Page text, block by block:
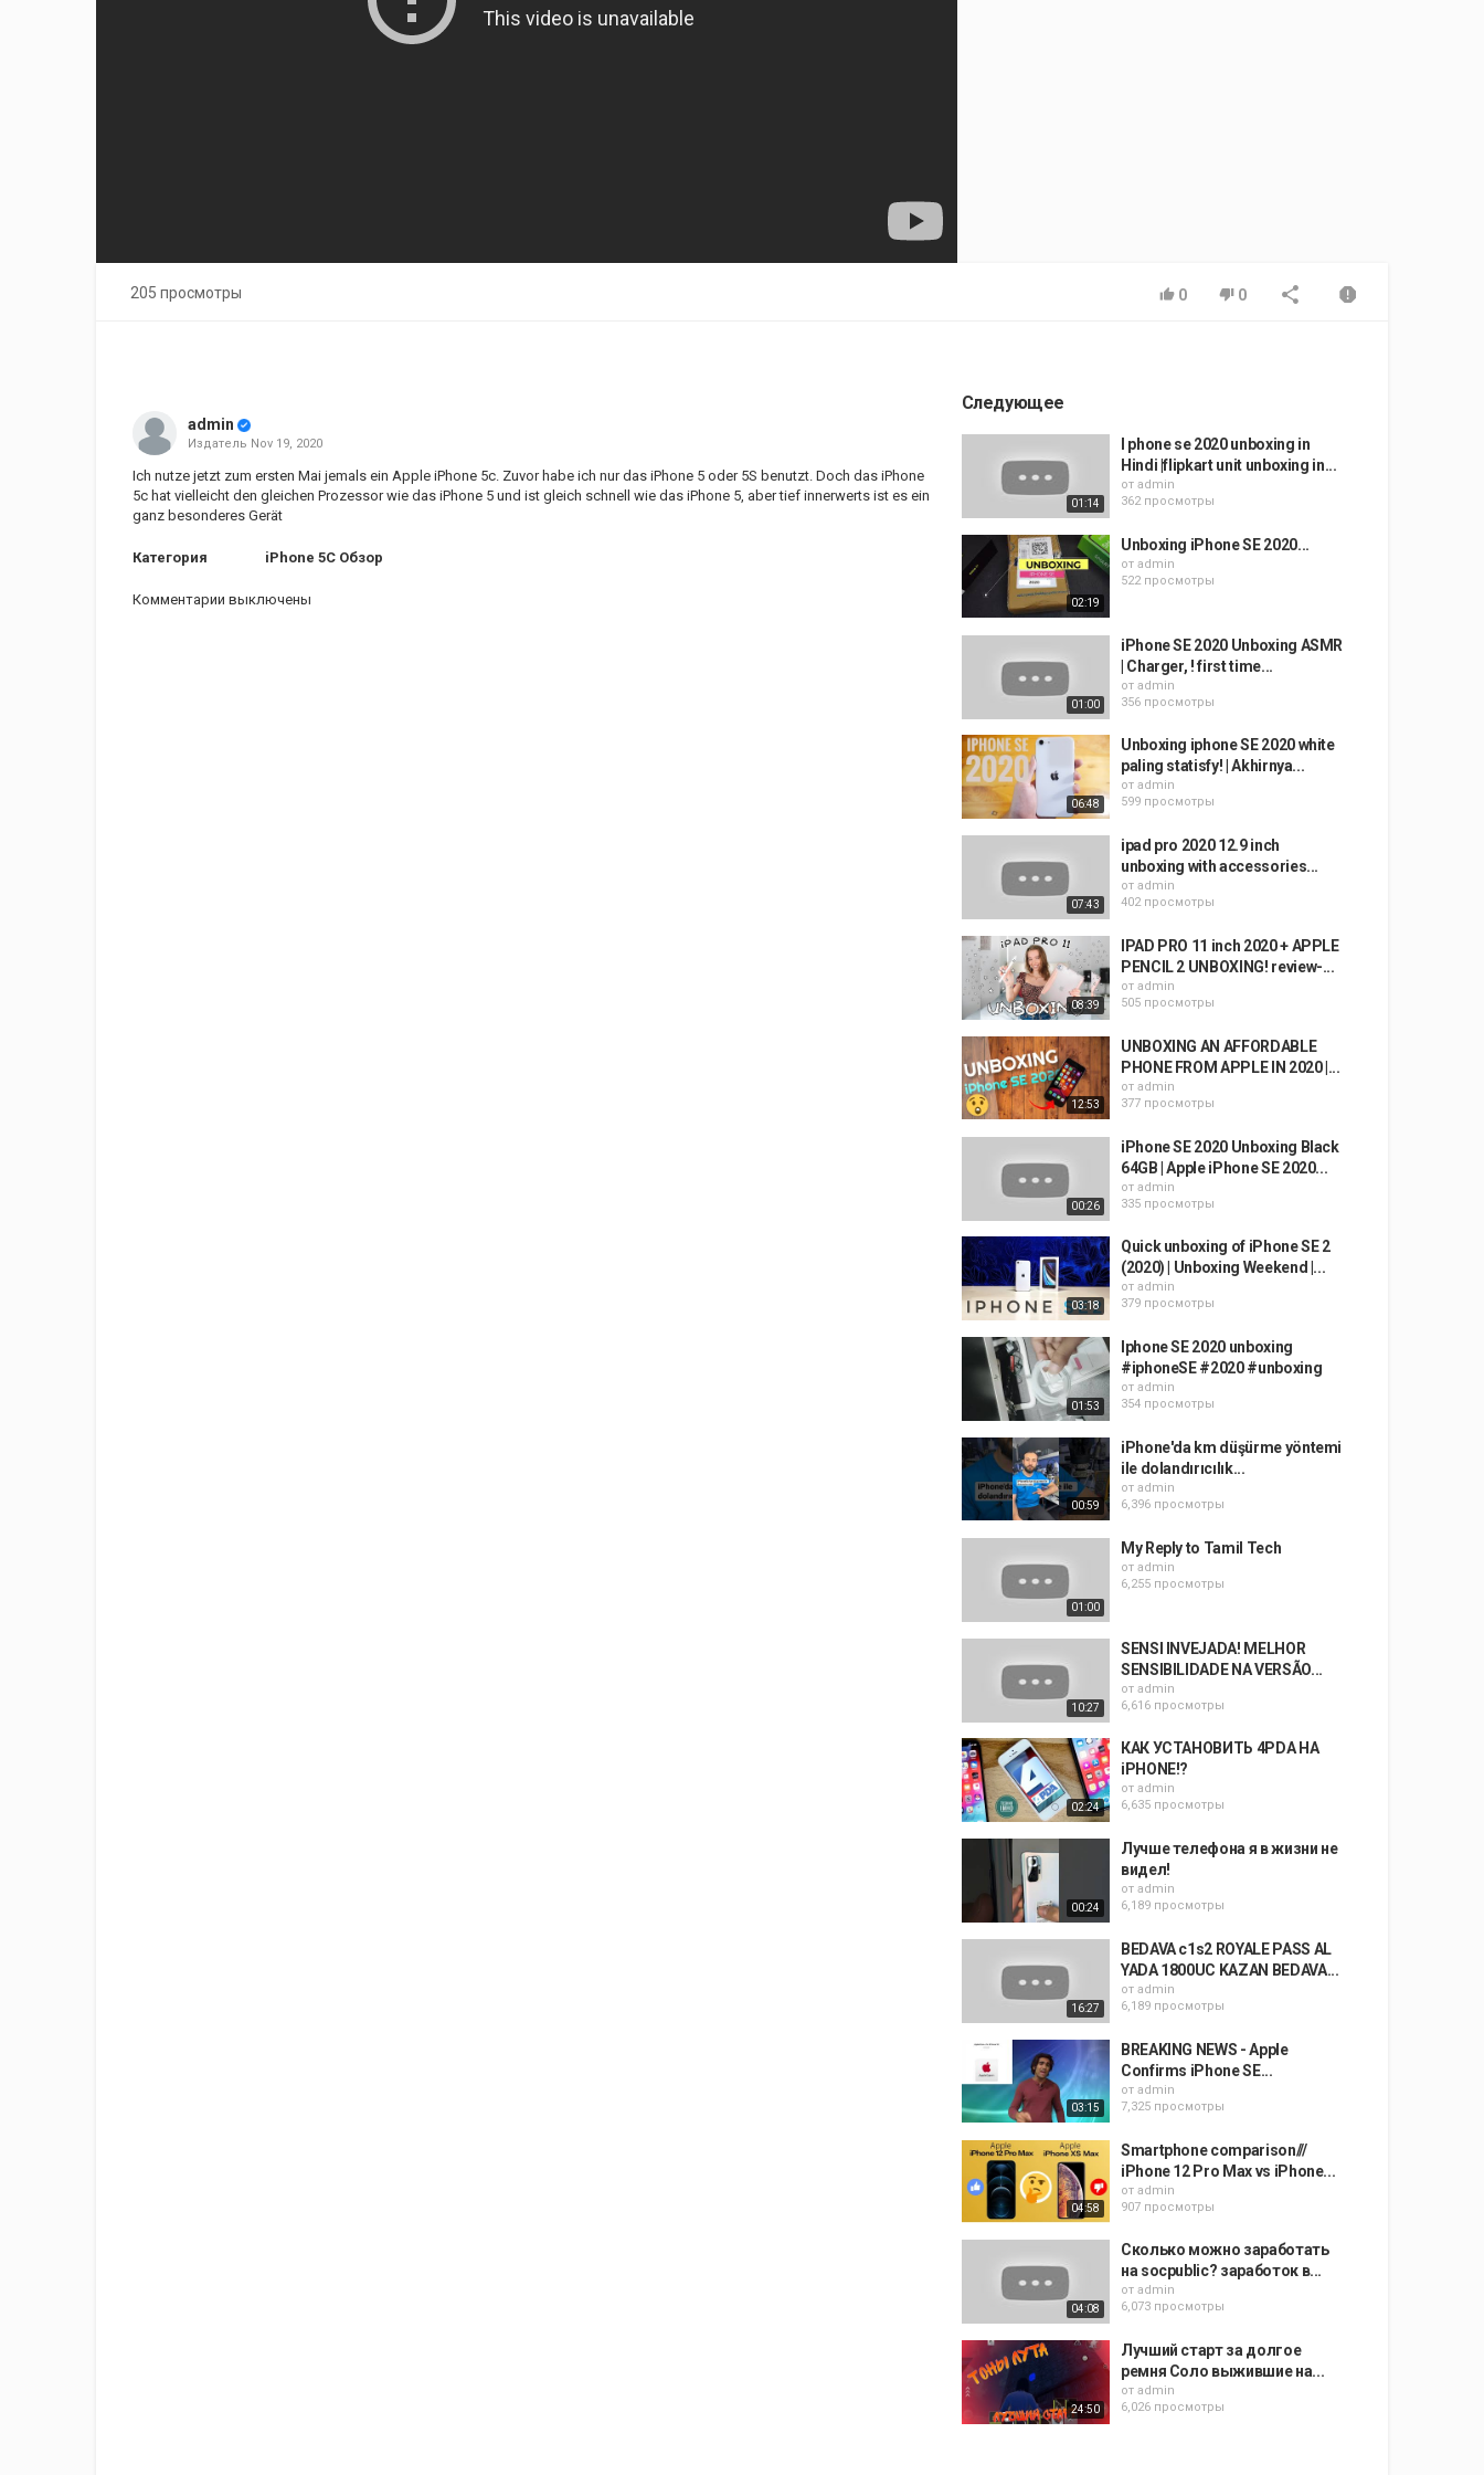
205 просмотры 0 0
admin
Издатель Nov 19, 2020
Ich nutze jetzt zum ersten Mai jemals ein Apple iPhone 5c. Zuvor habe ich nur das iPhone 5 oder 5S benutzt. Doch das iPhone
5c hat vielleicht den gleichen Prozessor wie das iPhone 5 und ist gleich schnell wie das iPhone 5, aber tief innerwerts ist es ein
ganz besonderes Gerät
Категория iPhone 5C Обзор
Комментарии выключены
Следующее
01:14
I phone se 2020 unboxing in
Hindi |flipkart unit unboxing in...
от admin
362 просмотры
02:19
Unboxing iPhone SE 2020...
от admin
522 просмотры
01:00
iPhone SE 2020 Unboxing ASMR
| Charger, ! first time...
от admin
356 просмотры
06:48
Unboxing iphone SE 2020 white
paling statisfy! | Akhirnya...
от admin
599 просмотры
07:43
ipad pro 2020 12.9 inch
unboxing with accessories...
от admin
402 просмотры
08:39
IPAD PRO 11 inch 2020 + APPLE
PENCIL 2 UNBOXING! review-...
от admin
505 просмотры
12:53
UNBOXING AN AFFORDABLE
PHONE FROM APPLE IN 2020 |...
от admin
377 просмотры
00:26
iPhone SE 2020 Unboxing Black
64GB | Apple iPhone SE 2020...
от admin
335 просмотры
03:18
Quick unboxing of iPhone SE 2
(2020) | Unboxing Weekend |...
от admin
379 просмотры
01:53
Iphone SE 2020 unboxing
#iphoneSE #2020 #unboxing
от admin
354 просмотры
00:59
iPhone'da km düşürme yöntemi
ile dolandırıcılık...
от admin
6,396 просмотры
01:00
My Reply to Tamil Tech
от admin
6,255 просмотры
10:27
SENSI INVEJADA! MELHOR
SENSIBILIDADE NA VERSÃO...
от admin
6,616 просмотры
02:24
КАК УСТАНОВИТЬ 4PDA НА
iPHONE!?
от admin
6,635 просмотры
00:24
Лучше телефона я в жизни не
видел!
от admin
6,189 просмотры
16:27
BEDAVA c1s2 ROYALE PASS AL
YADA 1800UC KAZAN BEDAVA...
от admin
6,189 просмотры
03:15
BREAKING NEWS - Apple
Confirms iPhone SE...
от admin
7,325 просмотры
04:58
Smartphone comparison///
iPhone 12 Pro Max vs iPhone...
от admin
907 просмотры
04:08
Сколько можно заработать
на socpublic? заработок в...
от admin
6,073 просмотры
24:50
Лучший старт за долгое
ремня Соло выжившие на...
от admin
6,026 просмотры